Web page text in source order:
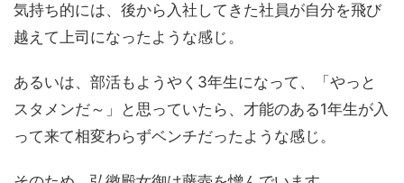
気持ち的には、後から入社してきた社員が自分を飛び
越えて上司になったような感じ。
あるいは、部活もようやく3年生になって、「やっと
スタメンだ～」と思っていたら、才能のある1年生が入
って来て相変わらずベンチだったような感じ。